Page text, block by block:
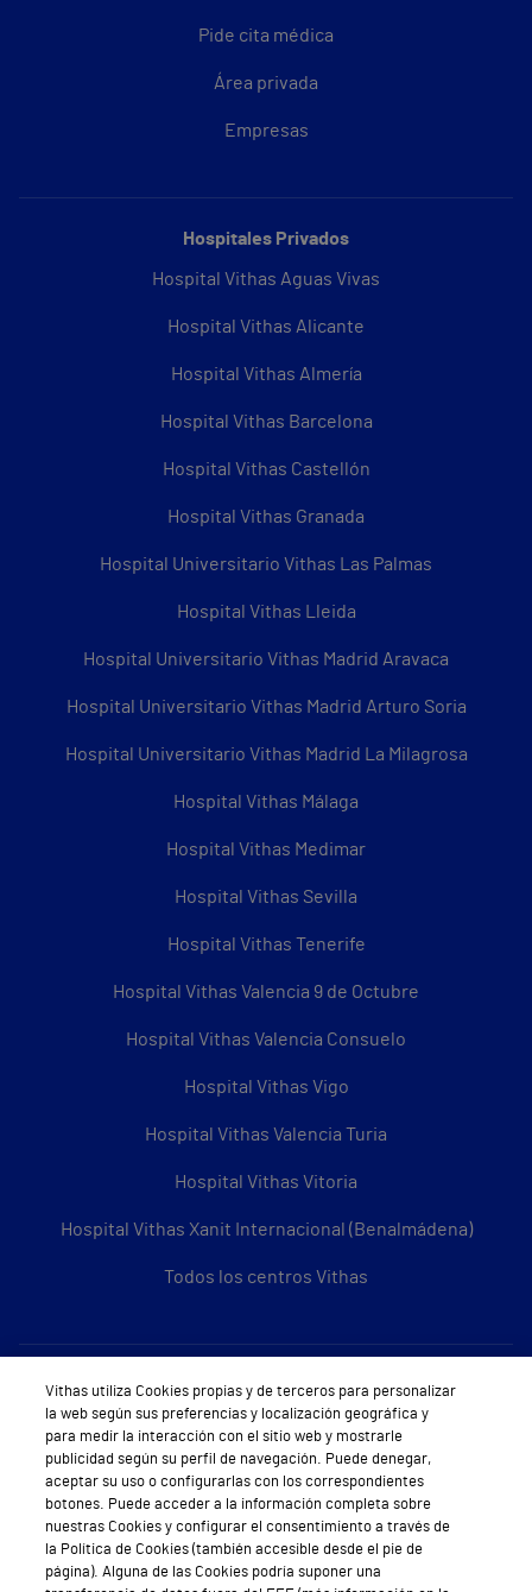
Pide cita médica
Área privada
Empresas
Hospitales Privados
Hospital Vithas Aguas Vivas
Hospital Vithas Alicante
Hospital Vithas Almería
Hospital Vithas Barcelona
Hospital Vithas Castellón
Hospital Vithas Granada
Hospital Universitario Vithas Las Palmas
Hospital Vithas Lleida
Hospital Universitario Vithas Madrid Aravaca
Hospital Universitario Vithas Madrid Arturo Soria
Hospital Universitario Vithas Madrid La Milagrosa
Hospital Vithas Málaga
Hospital Vithas Medimar
Hospital Vithas Sevilla
Hospital Vithas Tenerife
Hospital Vithas Valencia 9 de Octubre
Hospital Vithas Valencia Consuelo
Hospital Vithas Vigo
Hospital Vithas Valencia Turia
Hospital Vithas Vitoria
Hospital Vithas Xanit Internacional (Benalmádena)
Todos los centros Vithas
Sobre Vithas
Quiénes somos
Trabajar en Vithas
Teléfono Cita Médica
Teléfono Atención al Cliente
Vithas utiliza Cookies propias y de terceros para personalizar
la web según sus preferencias y localización geográfica y
para medir la interacción con el sitio web y mostrarle
publicidad según su perfil de navegación. Puede denegar,
aceptar su uso o configurarlas con los correspondientes
botones. Puede acceder a la información completa sobre
nuestras Cookies y configurar el consentimiento a través de
la Política de Cookies (también accesible desde el pie de
página). Alguna de las Cookies podría suponer una